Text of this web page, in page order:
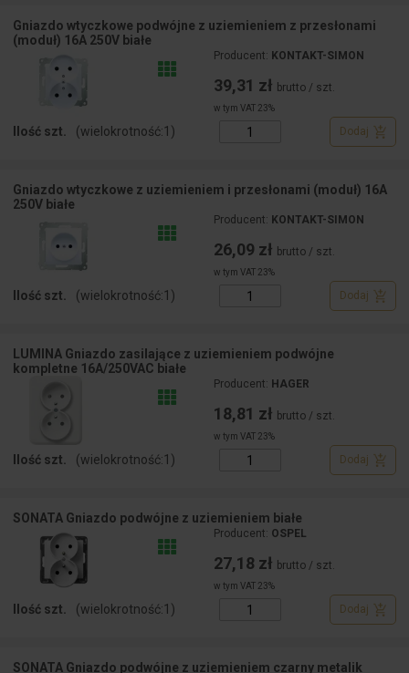
Gniazdo wtyczkowe podwójne z uziemieniem z przesłonami
(moduł) 16A 250V białe
Producent: KONTAKT-SIMON
39,31 zł brutto / szt.
w tym VAT 23%
Ilość szt. (wielokrotność:1 ) Dodaj
Gniazdo wtyczkowe z uziemieniem i przesłonami (moduł) 16A
250V białe
Producent: KONTAKT-SIMON
26,09 zł brutto / szt.
w tym VAT 23%
Ilość szt. (wielokrotność:1 ) Dodaj
LUMINA Gniazdo zasilające z uziemieniem podwójne
kompletne 16A/250VAC białe
Producent: HAGER
18,81 zł brutto / szt.
w tym VAT 23%
Ilość szt. (wielokrotność:1 ) Dodaj
SONATA Gniazdo podwójne z uziemieniem białe
Producent: OSPEL
27,18 zł brutto / szt.
w tym VAT 23%
Ilość szt. (wielokrotność:1 ) Dodaj
SONATA Gniazdo podwójne z uziemieniem czarny metalik